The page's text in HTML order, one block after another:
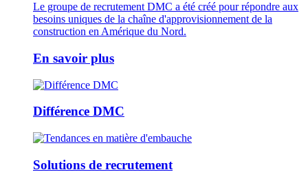
Le groupe de recrutement DMC a été créé pour répondre aux
besoins uniques de la chaîne d'approvisionnement de la
construction en Amérique du Nord.
En savoir plus
Différence DMC
Solutions de recrutement